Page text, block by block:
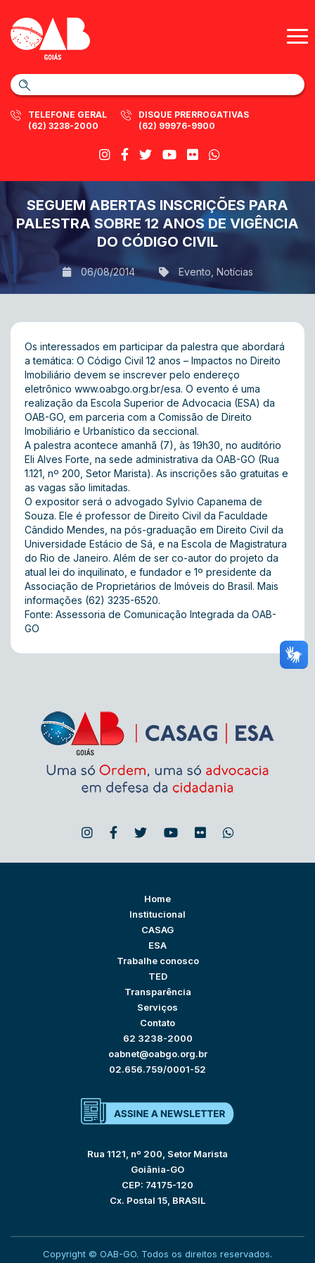
TELEFONE GERAL
(62) 3238-2000
DISQUE PRERROGATIVAS
(62) 99976-9900
SEGUEM ABERTAS INSCRIÇÕES PARA
PALESTRA SOBRE 12 ANOS DE VIGÊNCIA
DO CÓDIGO CIVIL
06/08/2014 Evento Notícias
Os interessados em participar da palestra que abordará
a temática: O Código Civil 12 anos – Impactos no Direito
Imobiliário devem se inscrever pelo endereço
eletrônico www.oabgo.org.br/esa. O evento é uma
realização da Escola Superior de Advocacia (ESA) da
OAB-GO, em parceria com a Comissão de Direito
Imobiliário e Urbanístico da seccional.
A palestra acontece amanhã (7), às 19h30, no auditório
Eli Alves Forte, na sede administrativa da OAB-GO (Rua
1.121, nº 200, Setor Marista). As inscrições são gratuitas e
as vagas são limitadas.
O expositor será o advogado Sylvio Capanema de
Souza. Ele é professor de Direito Civil da Faculdade
Cândido Mendes, na pós-graduação em Direito Civil da
Universidade Estácio de Sá, e na Escola de Magistratura
do Rio de Janeiro. Além de ser co-autor do projeto da
atual lei do inquilinato, e fundador e 1º presidente da
Associação de Proprietários de Imóveis do Brasil. Mais
informações (62) 3235-6520.
Fonte: Assessoria de Comunicação Integrada da OAB-
GO
Home
Institucional
CASAG
ESA
Trabalhe conosco
TED
Transparência
Serviços
Contato
62 3238-2000
oabnet@oabgo.org.br
02.656.759/0001-52
Rua 1121, nº 200, Setor Marista
Goiânia-GO
CEP: 74175-120
Cx. Postal 15, BRASIL
Copyright © OAB-GO. Todos os direitos reservados.